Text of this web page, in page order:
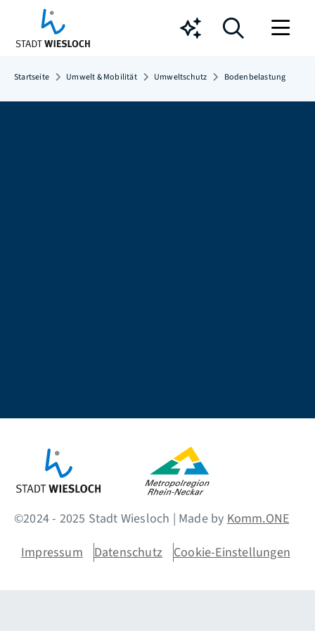
Chatbot
Startseite Umwelt & Mobilität Umweltschutz Bodenbelastung
©2024 - 2025 Stadt Wiesloch | Made byKomm.ONE
Impressum
Datenschutz Cookie-Einstellungen